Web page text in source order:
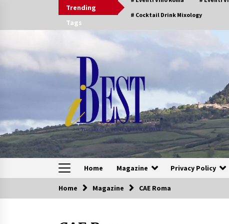
Trending
Tags
# Cocktail Drink Mixology
Home Magazine Privacy Policy
Speciali Sfogliabili
Home Magazine CAE Roma